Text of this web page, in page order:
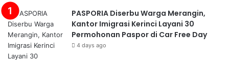
PASPORIA Diserbu Warga Merangin,
Kantor Imigrasi Kerinci Layani 30
Permohonan Paspor di Car Free Day
4 days ago